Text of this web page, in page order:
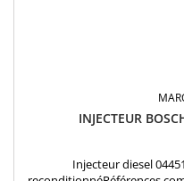
INJECTEUR
Injecteur diesel